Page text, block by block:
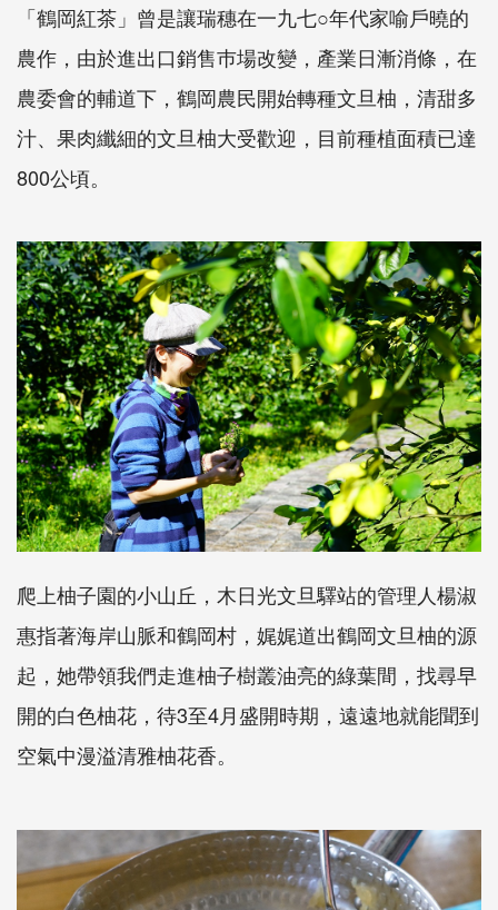
「鶴岡紅茶」曾是讓瑞穗在一九七○年代家喻戶曉的
農作，由於進出口銷售巿場改變，產業日漸消條，在
農委會的輔道下，鶴岡農民開始轉種文旦柚，清甜多
汁、果肉纖細的文旦柚大受歡迎，目前種植面積已達
800公頃。
爬上柚子園的小山丘，木日光文旦驛站的管理人楊淑
惠指著海岸山脈和鶴岡村，娓娓道出鶴岡文旦柚的源
起，她帶領我們走進柚子樹叢油亮的綠葉間，找尋早
開的白色柚花，待3至4月盛開時期，遠遠地就能聞到
空氣中漫溢清雅柚花香。